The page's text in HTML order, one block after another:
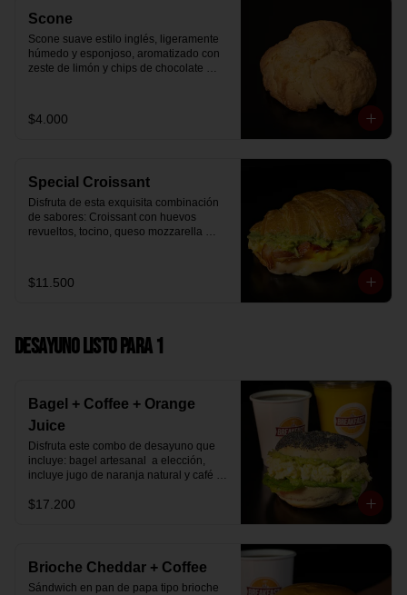
Scone
Scone suave estilo inglés, ligeramente
húmedo y esponjoso, aromatizado con
zeste de limón y chips de chocolate
desayuno dulce y equilibrado.
$4.000
Special Croissant
Disfruta de esta exquisita combinación
de sabores: Croissant con huevos
revueltos, tocino, queso mozzarella
$11.500
Desayuno Listo para 1
Bagel + Coffee + Orange
Juice
Disfruta este combo de desayuno que
incluye: bagel artesanal  a elección,
incluye jugo de naranja natural y café o
$17.200
Brioche Cheddar + Coffee
Sándwich en pan de papa tipo brioche